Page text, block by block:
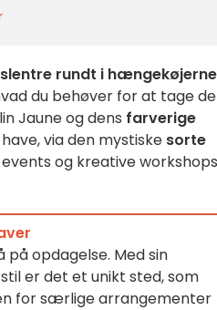
slentre rundt i hængekøjerne
du behøver for at tage
Jaune og dens farverige
have, via den mystiske sorte
og kreative workshops
på opdagelse. Med sin
er det et unikt sted, som
for særlige arrangementer